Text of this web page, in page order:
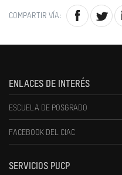
COMPARTIR VÍA:
ENLACES DE INTERÉS
ESCUELA DE POSGRADO
FACEBOOK DEL CIAC
SERVICIOS PUCP